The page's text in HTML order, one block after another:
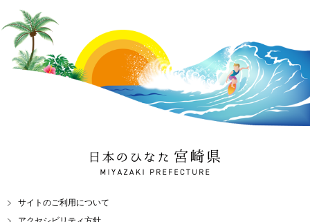
日本のひなた 宮崎県
MIYAZAKI PREFECTURE
サイトのご利用について